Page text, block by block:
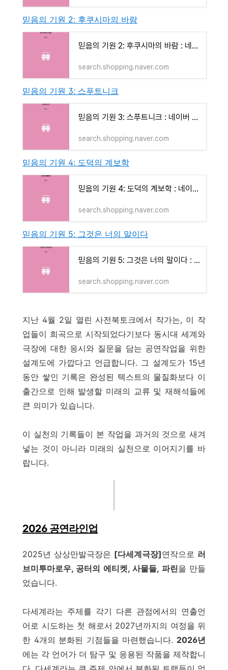
믿음의 기원 2: 후쿠시마의 바람
믿음의 기원 2: 후쿠시마의 바람 : 네이버 도서
search.shopping.naver.com
믿음의 기원 3: 스푸트니크
믿음의 기원 3: 스푸트니크 : 네이버 도서
search.shopping.naver.com
믿음의 기원 4: 도덕의 계보학
믿음의 기원 4: 도덕의 계보학 : 네이버 도서
search.shopping.naver.com
믿음의 기원 5: 그것은 너의 말이다
믿음의 기원 5: 그것은 너의 말이다 : 네이버 도서
search.shopping.naver.com
지난 4월 2일 열린 사전북토크에서 작가는, 이 작
업들이 희곡으로 시작되었다기보다 동시대 세계와
극장에 대한 응시와 질문을 담는 공연작업을 위한
설계도에 가깝다고 언급합니다. 그 설계도가 15년
동안 쌓인 기록은 완성된 텍스트의 물질화보다 이
출간으로 인해 발생할 미래의 교류 및 재해석들에
큰 의미가 있습니다.
이 실천의 기록들이 본 작업을 과거의 것으로 새겨
넣는 것이 아니라 미래의 실천으로 이어지기를 바
랍니다.
2026 공연라인업
2025년 상상만발극장은 [다세계극장]연작으로 러
브미투마로우, 공터의 에티켓, 사물들, 파린을 만들
었습니다.
다세계라는 주제를 각기 다른 관점에서의 연출언
어로 시도하는 첫 해로서 2027년까지의 여정을 위
한 4개의 분화된 기점들을 마련했습니다. 2026년
에는 각 언어가 더 탐구 및 응용된 작품을 제작합니